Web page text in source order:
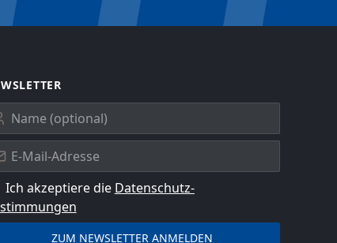
Ich akzeptiere die Datenschutz­